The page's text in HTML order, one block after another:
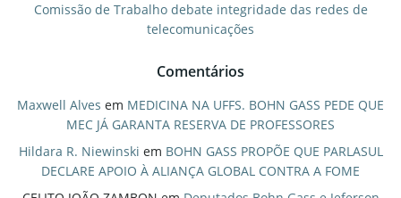
Comissão de Trabalho debate integridade das redes de
telecomunicações
Comentários
Maxwell Alves em MEDICINA NA UFFS. BOHN GASS PEDE QUE
MEC JÁ GARANTA RESERVA DE PROFESSORES
Hildara R. Niewinski em BOHN GASS PROPÕE QUE PARLASUL
DECLARE APOIO À ALIANÇA GLOBAL CONTRA A FOME